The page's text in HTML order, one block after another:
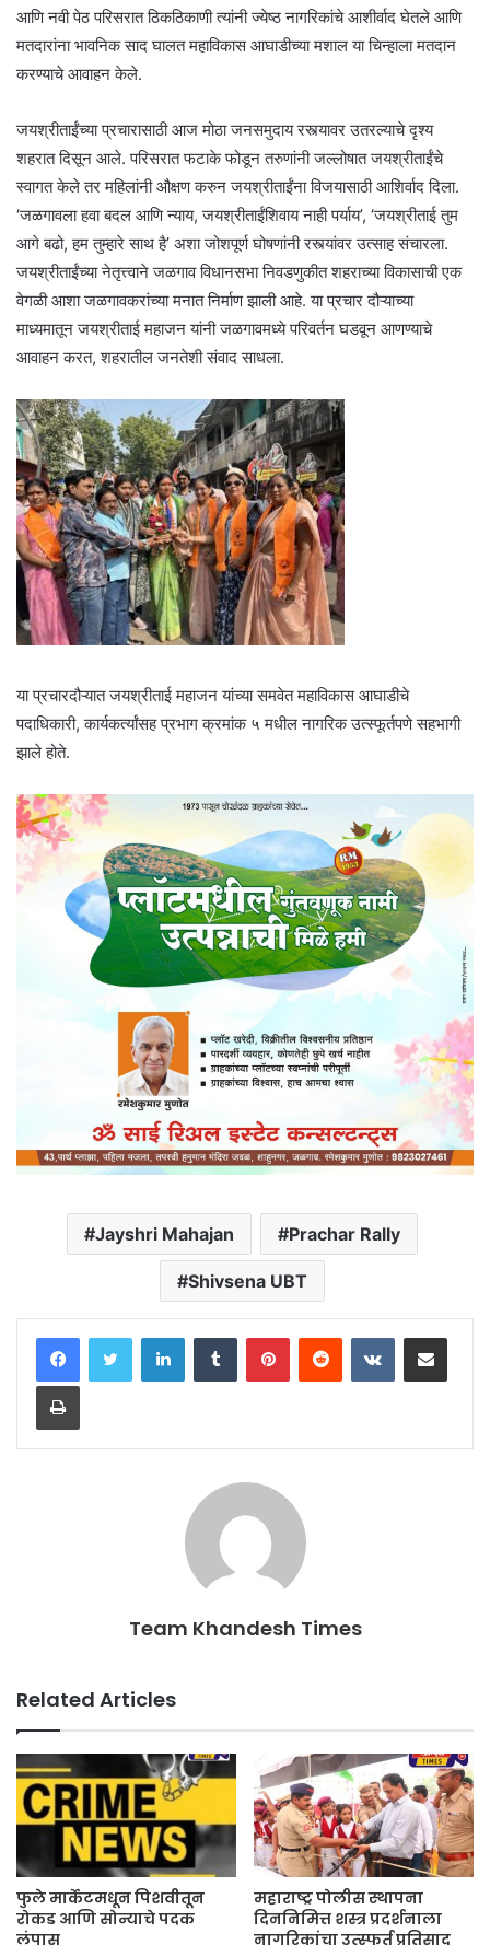
आणि नवी पेठ परिसरात ठिकठिकाणी त्यांनी ज्येष्ठ नागरिकांचे आशीर्वाद घेतले आणि
मतदारांना भावनिक साद घालत महाविकास आघाडीच्या मशाल या चिन्हाला मतदान
करण्याचे आवाहन केले.
जयश्रीताईंच्या प्रचारासाठी आज मोठा जनसमुदाय रस्त्यावर उतरल्याचे दृश्य
शहरात दिसून आले. परिसरात फटाके फोडून तरुणांनी जल्लोषात जयश्रीताईंचे
स्वागत केले तर महिलांनी औक्षण करुन जयश्रीताईंना विजयासाठी आशिर्वाद दिला.
‘जळगावला हवा बदल आणि न्याय, जयश्रीताईंशिवाय नाही पर्याय’, ‘जयश्रीताई तुम
आगे बढो, हम तुम्हारे साथ है’ अशा जोशपूर्ण घोषणांनी रस्त्यांवर उत्साह संचारला.
जयश्रीताईंच्या नेतृत्त्वाने जळगाव विधानसभा निवडणुकीत शहराच्या विकासाची एक
वेगळी आशा जळगावकरांच्या मनात निर्माण झाली आहे. या प्रचार दौऱ्याच्या
माध्यमातून जयश्रीताई महाजन यांनी जळगावमध्ये परिवर्तन घडवून आणण्याचे
आवाहन करत, शहरातील जनतेशी संवाद साधला.
या प्रचारदौऱ्यात जयश्रीताई महाजन यांच्या समवेत महाविकास आघाडीचे
पदाधिकारी, कार्यकर्त्यांसह प्रभाग क्रमांक ५ मधील नागरिक उत्स्फूर्तपणे सहभागी
झाले होते.
Jayshri Mahajan Prachar Rally
Shivsena UBT
LinkedInTumblr PinterestReddit VKontakteShare via Email
Print
Team Khandesh Times
Related Articles
फुले मार्केटमधून पिशवीतून
रोकड आणि सोन्याचे पदक
लंपास
महाराष्ट्र पोलीस स्थापना
दिननिमित्त शस्त्र प्रदर्शनाला
नागरिकांचा उत्स्फूर्त प्रतिसाद